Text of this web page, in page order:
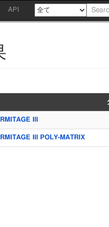
API
Ⅲ
Ⅲ POLY-MATRIX